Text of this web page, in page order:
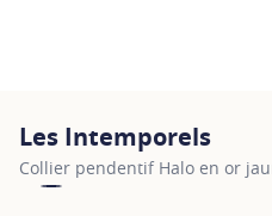
Les Intemporels
Collier pendentif Halo en or